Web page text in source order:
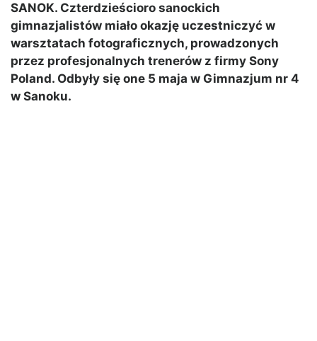
SANOK. Czterdzieścioro sanockich
gimnazjalistów miało okazję uczestniczyć w
warsztatach fotograficznych, prowadzonych
przez profesjonalnych trenerów z firmy Sony
Poland. Odbyły się one 5 maja w Gimnazjum nr 4
w Sanoku.